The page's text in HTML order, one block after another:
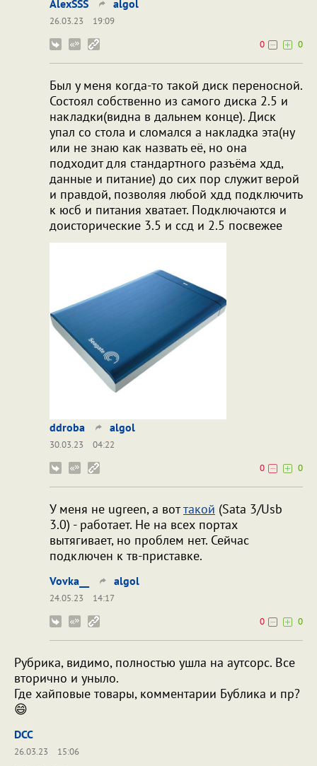
AlexSSS algol
26.03.23
19:09
0
0
Был у меня когда-то такой диск переносной.
Состоял собственно из самого диска 2.5 и
накладки(видна в дальнем конце). Диск
упал со стола и сломался а накладка эта(ну
или не знаю как назвать её, но она
подходит для стандартного разъёма хдд,
данные и питание) до сих пор служит верой
и правдой, позволяя любой хдд подключить
к юсб и питания хватает. Подключаются и
доисторические 3.5 и ссд и 2.5 посвежее
ddroba algol
30.03.23
04:22
0
0
У меня не ugreen, а воттакой (Sata 3/Usb
3.0) - работает. Не на всех портах
вытягивает, но проблем нет. Сейчас
подключен к тв-приставке.
Vovka__ algol
24.05.23
14:17
0
0
Рубрика, видимо, полностью ушла на аутсорс. Все
вторично и уныло.
Где хайповые товары, комментарии Бублика и пр?
😄
DCC
26.03.23
15:06